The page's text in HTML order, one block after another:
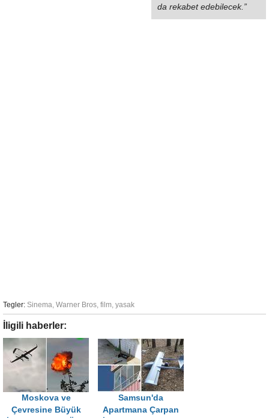
da rekabet edebilecek.”
Tegler: Sinema, Warner Bros, film, yasak
İligili haberler:
Moskova ve
Çevresine Büyük
Samsun'da
Apartmana Çarpan